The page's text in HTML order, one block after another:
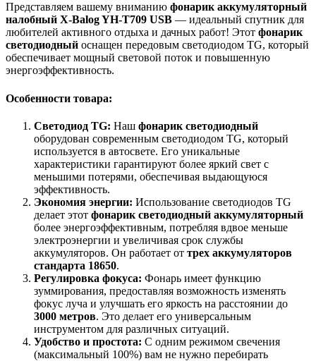
Представляем вашему вниманию фонарик аккумуляторный
налобный X-Balog YH-T709 USB — идеальный спутник для
любителей активного отдыха и дачных работ! Этот фонарик
светодиодный оснащен передовым светодиодом TG, который
обеспечивает мощный световой поток и повышенную
энергоэффективность.
Особенности товара:
Светодиод TG: Наш фонарик светодиодный
оборудован современным светодиодом TG, который
используется в автосвете. Его уникальные
характеристики гарантируют более яркий свет с
меньшими потерями, обеспечивая выдающуюся
эффективность.
Экономия энергии: Использование светодиодов TG
делает этот фонарик светодиодный аккумуляторный
более энергоэффективным, потребляя вдвое меньше
электроэнергии и увеличивая срок службы
аккумуляторов. Он работает от трех аккумуляторов
стандарта 18650.
Регулировка фокуса: Фонарь имеет функцию
зуммирования, предоставляя возможность изменять
фокус луча и улучшать его яркость на расстоянии до
3000 метров. Это делает его универсальным
инструментом для различных ситуаций.
Удобство и простота: С одним режимом свечения
(максимальный 100%) вам не нужно перебирать